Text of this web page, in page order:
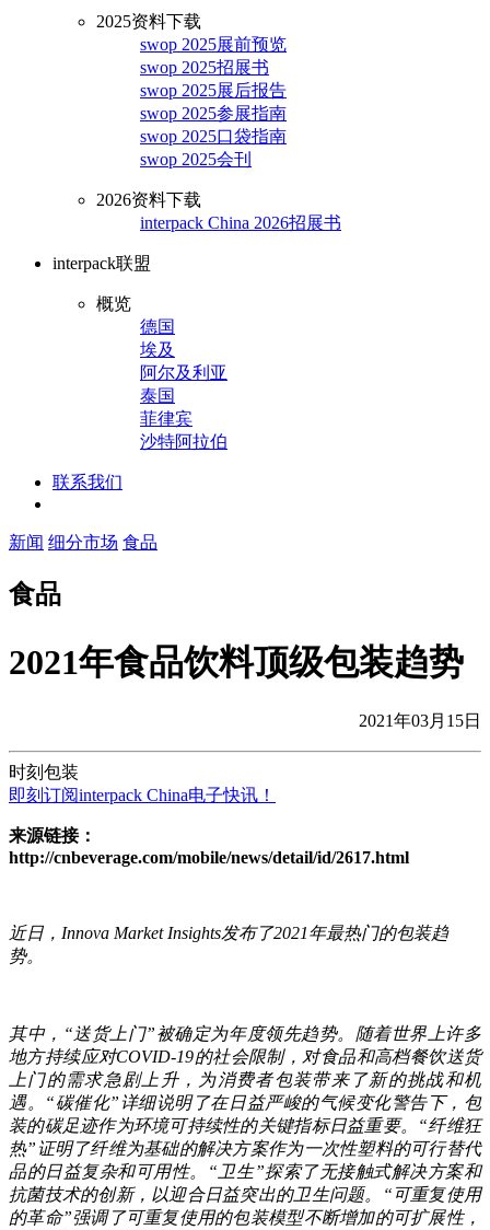
2025资料下载
swop 2025展前预览
swop 2025招展书
swop 2025展后报告
swop 2025参展指南
swop 2025口袋指南
swop 2025会刊
2026资料下载
interpack China 2026招展书
interpack联盟
概览
德国
埃及
阿尔及利亚
泰国
菲律宾
沙特阿拉伯
联系我们
新闻 细分市场 食品
食品
2021年食品饮料顶级包装趋势
2021年03月15日
时刻包装
即刻订阅interpack China电子快讯！
来源链接：
http://cnbeverage.com/mobile/news/detail/id/2617.html
近日，Innova Market Insights发布了2021年最热门的包装趋
势。
其中，“送货上门”被确定为年度领先趋势。随着世界上许多
地方持续应对COVID-19的社会限制，对食品和高档餐饮送货
上门的需求急剧上升，为消费者包装带来了新的挑战和机
遇。“碳催化”详细说明了在日益严峻的气候变化警告下，包
装的碳足迹作为环境可持续性的关键指标日益重要。“纤维狂
热”证明了纤维为基础的解决方案作为一次性塑料的可行替代
品的日益复杂和可用性。“卫生”探索了无接触式解决方案和
抗菌技术的创新，以迎合日益突出的卫生问题。“可重复使用
的革命”强调了可重复使用的包装模型不断增加的可扩展性，